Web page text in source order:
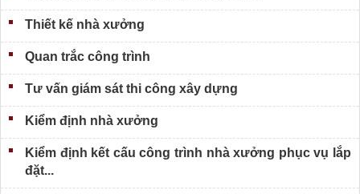
Thiết kế nhà xưởng
Quan trắc công trình
Tư vấn giám sát thi công xây dựng
Kiểm định nhà xưởng
Kiểm định kết cấu công trình nhà xưởng phục vụ lắp
đặt...